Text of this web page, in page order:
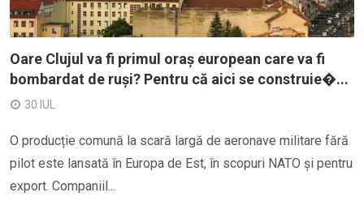
Oare Clujul va fi primul oraș european care va fi
bombardat de ruși? Pentru că aici se construie�...
30 IUL
O producție comună la scară largă de aeronave militare fără
pilot este lansată în Europa de Est, în scopuri NATO și pentru
export. Companiil...